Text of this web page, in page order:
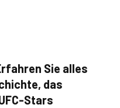
Sie alles
das
Stars